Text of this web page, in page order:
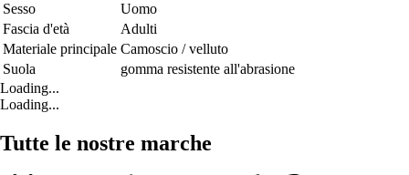
Sesso
Uomo
Fascia d'età
Adulti
Materiale principale Camoscio / velluto
Suola
gomma resistente all'abrasione
Loading...
Loading...
Tutte le nostre marche